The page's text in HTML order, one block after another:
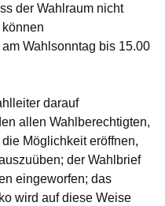
der Wahlraum nicht
Wahlsonntag bis 15.00
darauf
allen Wahlberechtigten,
Möglichkeit eröffnen,
der Wahlbrief
eingeworfen; das
wird auf diese Weise